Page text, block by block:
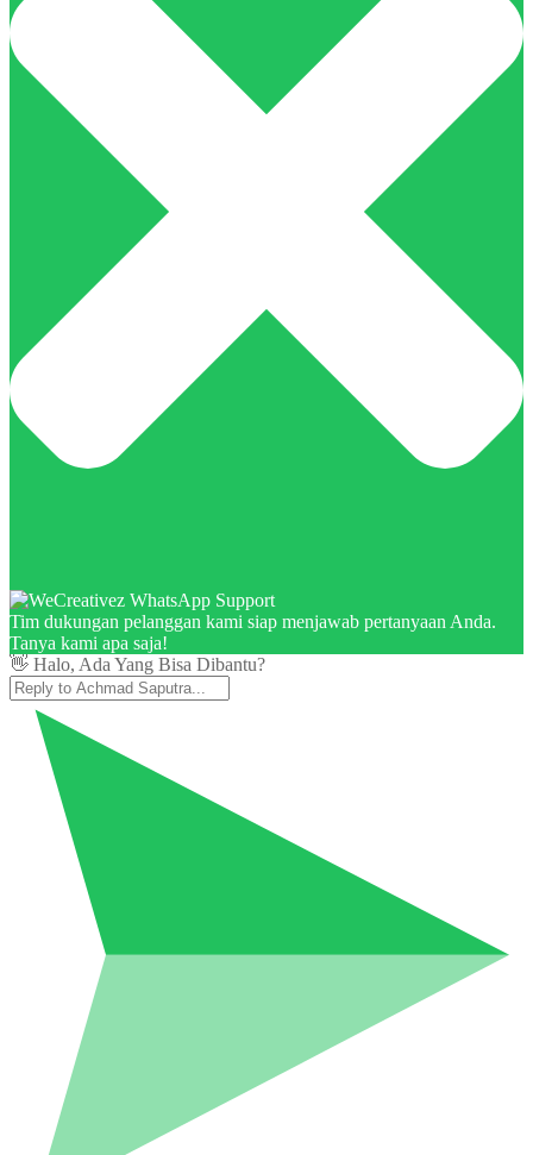
Tim dukungan pelanggan kami siap menjawab pertanyaan Anda.
Tanya kami apa saja!
👋 Halo, Ada Yang Bisa Dibantu?